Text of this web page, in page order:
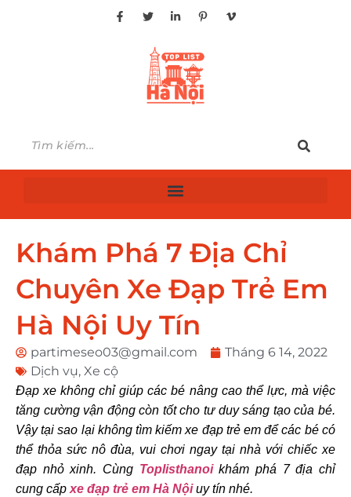
Khám Phá 7 Địa Chỉ
Chuyên Xe Đạp Trẻ Em
Hà Nội Uy Tín
partimeseo03@gmail.com
Tháng 6 14, 2022
Dịch vụ, Xe cộ
Đạp xe không chỉ giúp các bé nâng cao thể lực, mà việc
tăng cường vận động còn tốt cho tư duy sáng tạo của bé.
Vậy tại sao lại không tìm kiếm xe đạp trẻ em để các bé có
thể thỏa sức nô đùa, vui chơi ngay tại nhà với chiếc xe
đạp nhỏ xinh. Cùng Toplisthanoikhám phá 7 địa chỉ
cung cấp xe đạp trẻ em Hà Nộiuy tín nhé.